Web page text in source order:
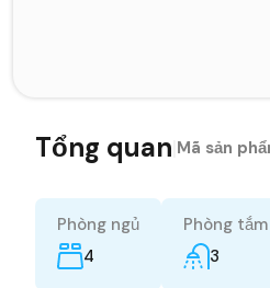
Tổng quan Mã sản
Phòng ngủ
4
Phòng tắm
3